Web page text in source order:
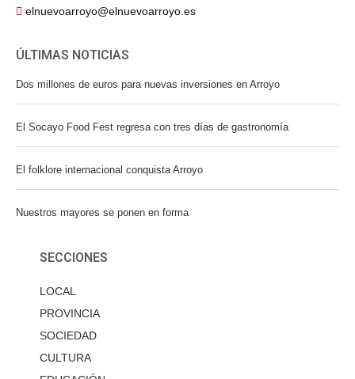
elnuevoarroyo@elnuevoarroyo.es
ÚLTIMAS NOTICIAS
Dos millones de euros para nuevas inversiones en Arroyo
El Socayo Food Fest regresa con tres días de gastronomía
El folklore internacional conquista Arroyo
Nuestros mayores se ponen en forma
SECCIONES
LOCAL
PROVINCIA
SOCIEDAD
CULTURA